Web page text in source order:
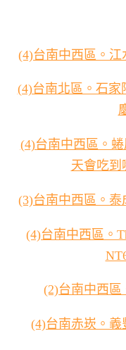
(4)台南中西區。江
(4)台南北區。石家
(4)台南中西區。
天會吃到
(3)台南中西區。
(4)台南中西區。
(2)台南中西區
(4)台南赤崁。